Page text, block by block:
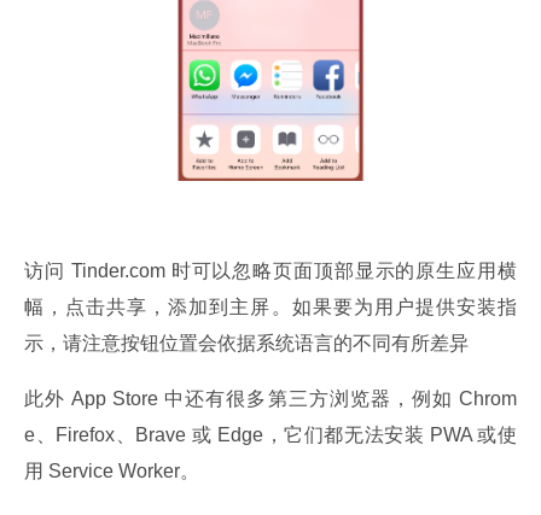
访问 Tinder.com 时可以忽略页面顶部显示的原生应用横
幅，点击共享，添加到主屏。如果要为用户提供安装指
示，请注意按钮位置会依据系统语言的不同有所差异
此外 App Store 中还有很多第三方浏览器，例如 Chrom
e、Firefox、Brave 或 Edge，它们都无法安装 PWA 或使
用 Service Worker。